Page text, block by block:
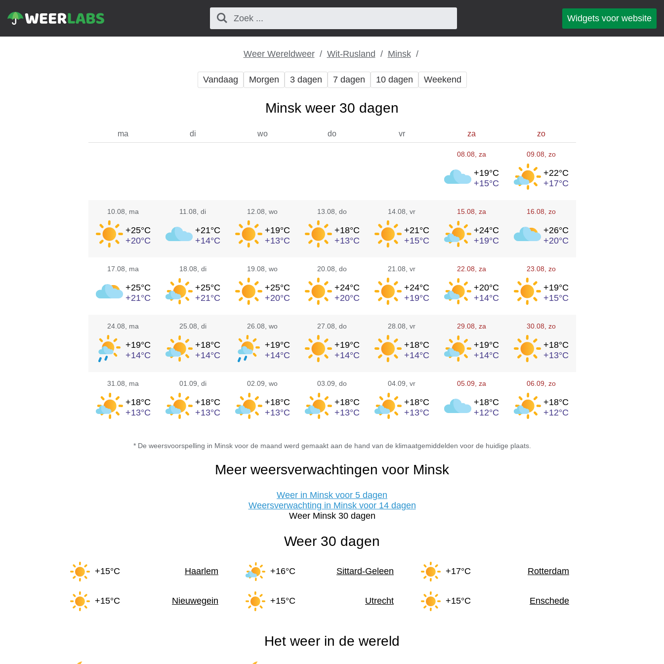
Widgets voor website
Weer Wereldweer Wit-Rusland Minsk
Vandaag Morgen 3 dagen 7 dagen 10 dagen Weekend
Minsk weer 30 dagen
ma di wo do vr za zo
08.08 , za
+19°C
+15°C
09.08 , zo
+22°C
+17°C
10.08 , ma
+25°C
+20°C
11.08 , di
+21°C
+14°C
12.08 , wo
+19°C
+13°C
13.08 , do
+18°C
+13°C
14.08 , vr
+21°C
+15°C
15.08 , za
+24°C
+19°C
16.08 , zo
+26°C
+20°C
17.08 , ma
+25°C
+21°C
18.08 , di
+25°C
+21°C
19.08 , wo
+25°C
+20°C
20.08 , do
+24°C
+20°C
21.08 , vr
+24°C
+19°C
22.08 , za
+20°C
+14°C
23.08 , zo
+19°C
+15°C
24.08 , ma
+19°C
+14°C
25.08 , di
+18°C
+14°C
26.08 , wo
+19°C
+14°C
27.08 , do
+19°C
+14°C
28.08 , vr
+18°C
+14°C
29.08 , za
+19°C
+14°C
30.08 , zo
+18°C
+13°C
31.08 , ma
+18°C
+13°C
01.09 , di
+18°C
+13°C
02.09 , wo
+18°C
+13°C
03.09 , do
+18°C
+13°C
04.09 , vr
+18°C
+13°C
05.09 , za
+18°C
+12°C
06.09 , zo
+18°C
+12°C
* De weersvoorspelling in Minsk voor de maand werd gemaakt aan de hand van de klimaatgemiddelden voor de huidige plaats.
Meer weersverwachtingen voor Minsk
Weer in Minsk voor 5 dagen
Weersverwachting in Minsk voor 14 dagen
Weer Minsk 30 dagen
Weer 30 dagen
+15°C Haarlem +16°C Sittard-Geleen +17°C Rotterdam
+15°C Nieuwegein +15°C Utrecht +15°C Enschede
Het weer in de wereld